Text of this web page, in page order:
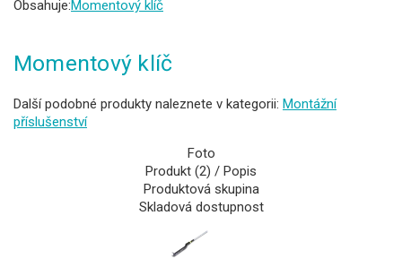
Obsahuje:Momentový klíč
Momentový klíč
Další podobné produkty naleznete v kategorii: Montážní
příslušenství
Foto
Produkt (2) / Popis
Produktová skupina
Skladová dostupnost